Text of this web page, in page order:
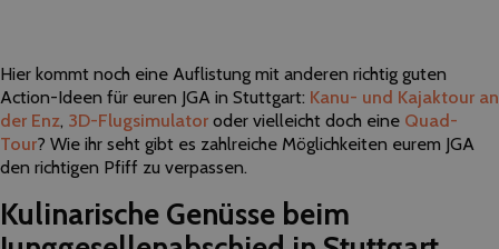
Hier kommt noch eine Auflistung mit anderen richtig guten
Action-Ideen für euren JGA in Stuttgart: Kanu- und Kajaktour an
der Enz, 3D-Flugsimulator oder vielleicht doch eine Quad-
Tour? Wie ihr seht gibt es zahlreiche Möglichkeiten eurem JGA
den richtigen Pfiff zu verpassen.
Kulinarische Genüsse beim